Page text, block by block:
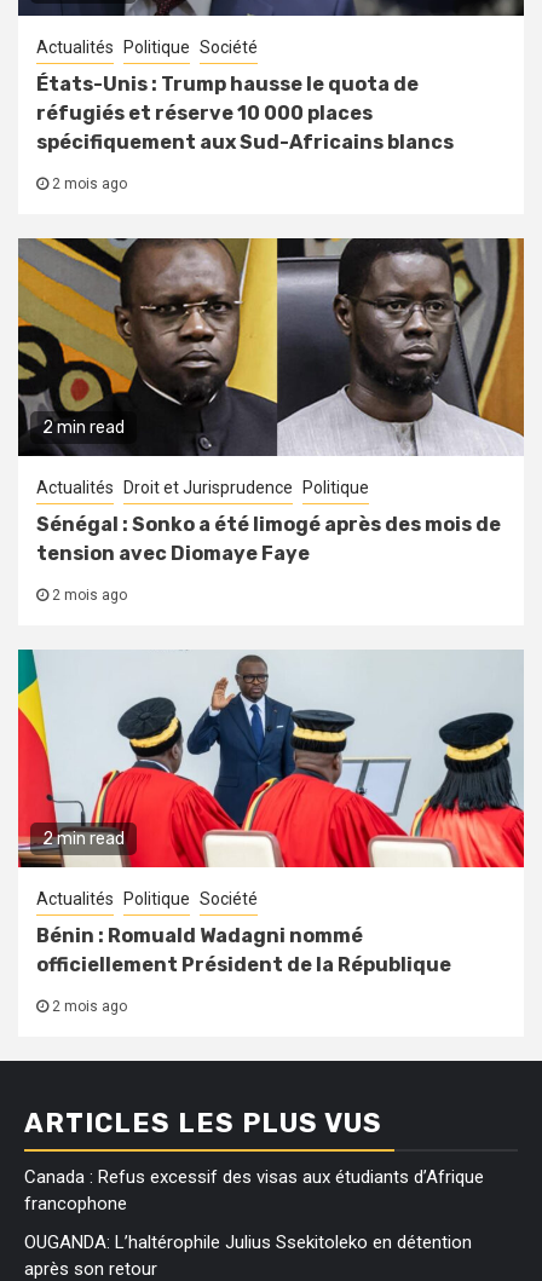
Actualités Politique Société
États-Unis : Trump hausse le quota de
réfugiés et réserve 10 000 places
spécifiquement aux Sud-Africains blancs
2 mois ago
2 min read
Actualités Droit et Jurisprudence Politique
Sénégal : Sonko a été limogé après des mois de
tension avec Diomaye Faye
2 mois ago
2 min read
Actualités Politique Société
Bénin : Romuald Wadagni nommé
officiellement Président de la République
2 mois ago
ARTICLES LES PLUS VUS
Canada : Refus excessif des visas aux étudiants d’Afrique
francophone
OUGANDA: L’haltérophile Julius Ssekitoleko en détention
après son retour